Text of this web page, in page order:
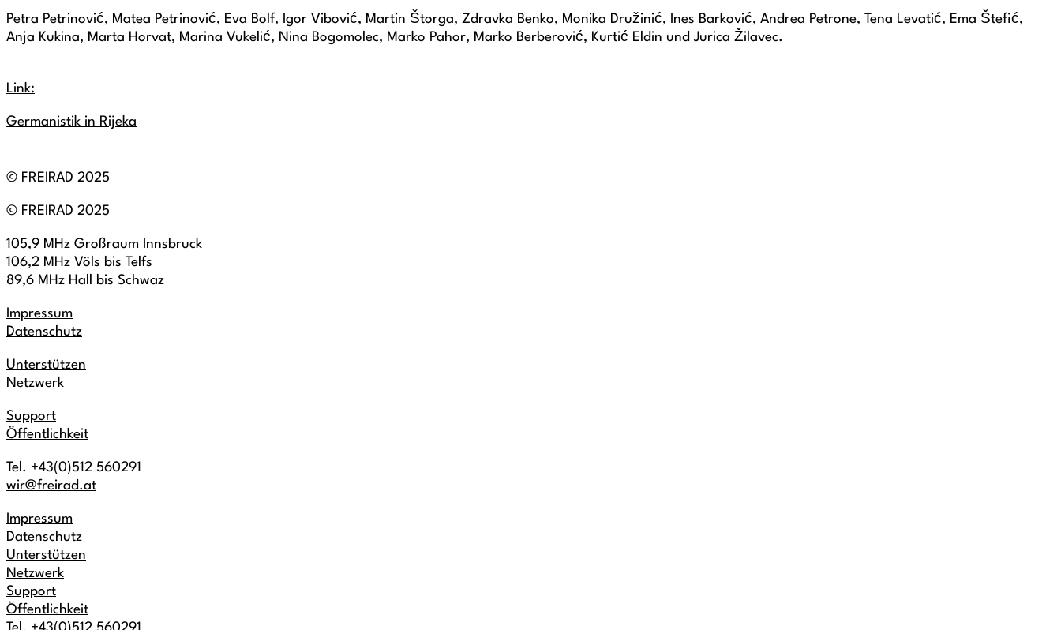
Petra Petrinović, Matea Petrinović, Eva Bolf, Igor Vibović, Martin Štorga, Zdravka Benko, Monika Družinić, Ines Barković, Andrea Petrone, Tena Levatić, Ema Štefić,
Anja Kukina, Marta Horvat, Marina Vukelić, Nina Bogomolec, Marko Pahor, Marko Berberović, Kurtić Eldin und Jurica Žilavec.
Link:
Germanistik in Rijeka
© FREIRAD 2025
© FREIRAD 2025
105,9 MHz Großraum Innsbruck
106,2 MHz Völs bis Telfs
89,6 MHz Hall bis Schwaz
Impressum
Datenschutz
Unterstützen
Netzwerk
Support
Öffentlichkeit
Tel. +43(0)512 560291
wir@freirad.at
Impressum
Datenschutz
Unterstützen
Netzwerk
Support
Öffentlichkeit